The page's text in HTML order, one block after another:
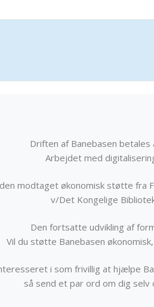
Driften af Banebasen
Arbejdet med
modtaget økonomisk støtte fra
v/Det Kongelige
Den fortsatte udvikling af
Vil du støtte Banebasen
i som frivillig at hjælpe
så send et par ord om dig selv